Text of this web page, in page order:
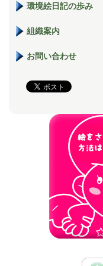
環境絵日記の歩み
組織案内
お問い合わせ